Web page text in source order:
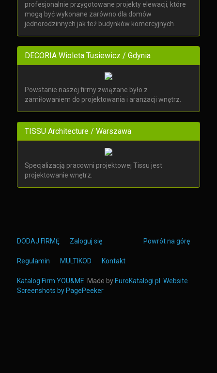
profesjonalnie przygotowane projekty elewacji, które
mogą być wykonane zarówno dla domów
jednorodzinnych jak też budynków komercyjnych.
DECORIA Wioleta Tusiewicz / Gdynia
Powstanie naszej firmy związane było z
zamiłowaniem do projektowania i aranżacji wnętrz.
TISSU Architecture / Warszawa
Specjalizacją pracowni projektowej Tissu jest
projektowanie wnętrz.
Powrót na górę
DODAJ FIRMĘ Zaloguj się
Regulamin MULTIKOD Kontakt
Katalog Firm YOU&ME . Made by EuroKatalogi.pl
Website
Screenshots by PagePeeker